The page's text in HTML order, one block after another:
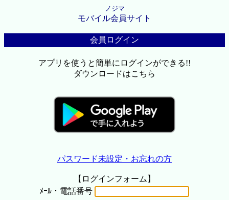
ノジマ
モバイル会員サイト
会員ログイン
アプリを使うと簡単にログインができる!!
ダウンロードはこちら
パスワード未設定・お忘れの方
【ログインフォーム】
ﾒｰﾙ・電話番号